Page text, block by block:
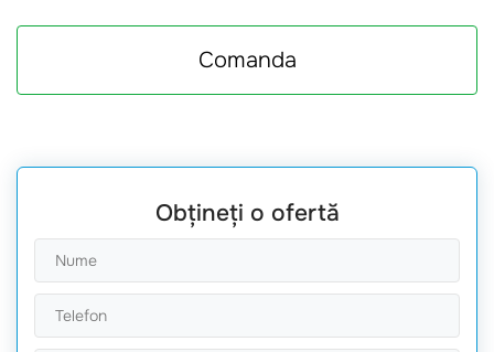
Comanda
Obțineți o ofertă